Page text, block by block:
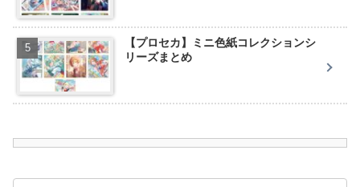
【プロセカ】ミニ色紙コレクションシ
リーズまとめ